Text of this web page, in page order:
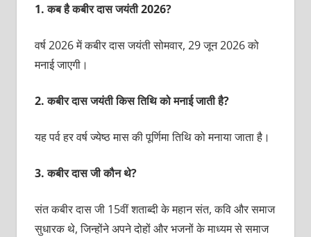
1.कब है कबीर दास जयंती 2026?
वर्ष 2026 में कबीर दास जयंती सोमवार, 29 जून 2026 को
मनाई जाएगी।
2.कबीर दास जयंती किस तिथि को मनाई जाती है?
यह पर्व हर वर्ष ज्येष्ठ मास की पूर्णिमा तिथि को मनाया जाता है।
3.कबीर दास जी कौन थे?
संत कबीर दास जी 15वीं शताब्दी के महान संत, कवि और समाज
सुधारक थे, जिन्होंने अपने दोहों और भजनों के माध्यम से समाज